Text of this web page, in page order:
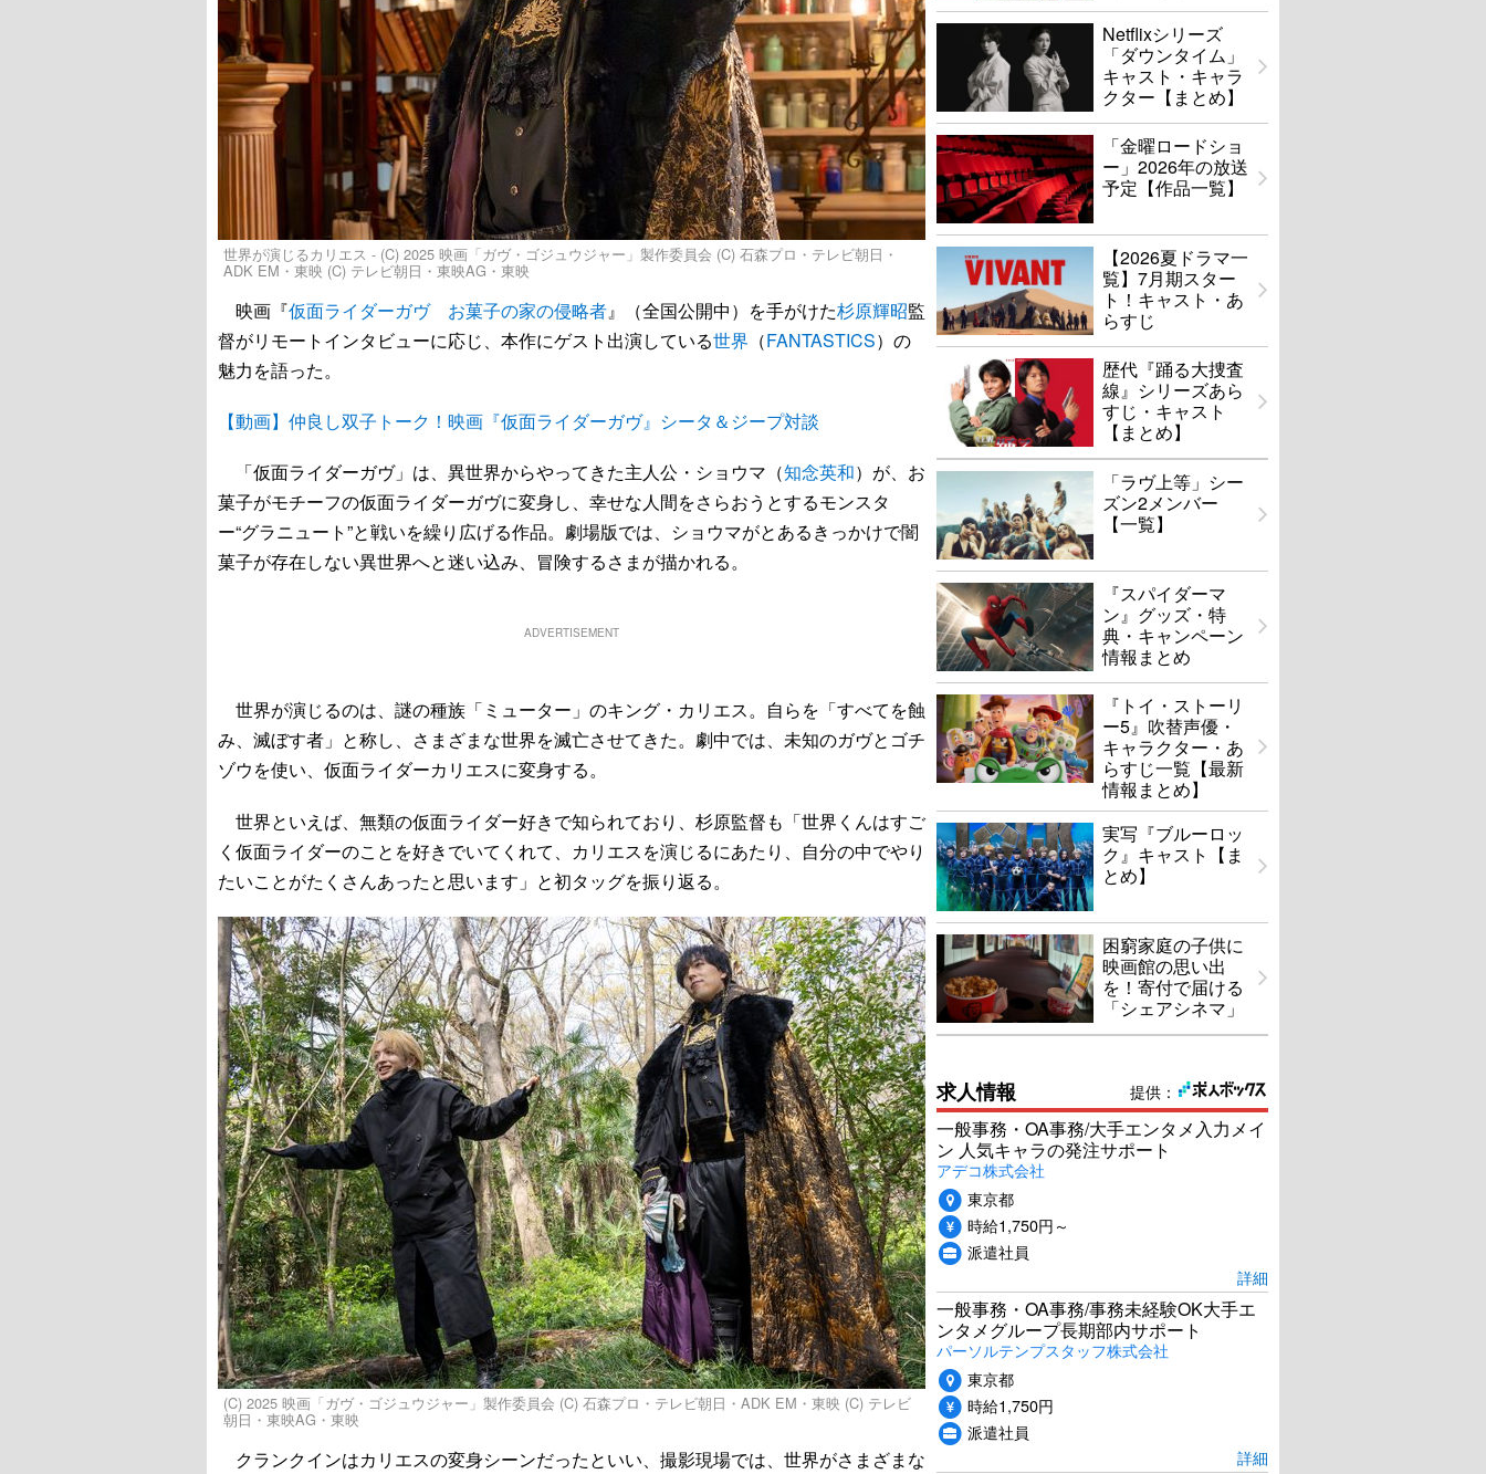
世界が演じるカリエス - (C) 2025 映画「ガヴ・ゴジュウジャー」製作委員会 (C) 石森プロ・テレビ朝日・
ADK EM・東映 (C) テレビ朝日・東映AG・東映
映画『仮面ライダーガヴ お菓子の家の侵略者』（全国公開中）を手がけた杉原輝昭監
督がリモートインタビューに応じ、本作にゲスト出演している世界 （FANTASTICS）の
魅力を語った。
【動画】仲良し双子トーク！映画『仮面ライダーガヴ』シータ＆ジープ対談
「仮面ライダーガヴ」は、異世界からやってきた主人公・ショウマ（知念英和）が、お
菓子がモチーフの仮面ライダーガヴに変身し、幸せな人間をさらおうとするモンスタ
ー“グラニュート”と戦いを繰り広げる作品。劇場版では、ショウマがとあるきっかけで闇
菓子が存在しない異世界へと迷い込み、冒険するさまが描かれる。
ADVERTISEMENT
世界が演じるのは、謎の種族「ミューター」のキング・カリエス。自らを「すべてを蝕
み、滅ぼす者」と称し、さまざまな世界を滅亡させてきた。劇中では、未知のガヴとゴチ
ゾウを使い、仮面ライダーカリエスに変身する。
世界といえば、無類の仮面ライダー好きで知られており、杉原監督も「世界くんはすご
く仮面ライダーのことを好きでいてくれて、カリエスを演じるにあたり、自分の中でやり
たいことがたくさんあったと思います」と初タッグを振り返る。
(C) 2025 映画「ガヴ・ゴジュウジャー」製作委員会 (C) 石森プロ・テレビ朝日・ADK EM・東映 (C) テレビ
朝日・東映AG・東映
クランクインはカリエスの変身シーンだったといい、撮影現場では、世界がさまざまな
Netflixシリーズ
「ダウンタイム」
キャスト・キャラ
クター【まとめ】
「金曜ロードショ
ー」2026年の放送
予定【作品一覧】
【2026夏ドラマ一
覧】7月期スター
ト！キャスト・あ
らすじ
歴代『踊る大捜査
線』シリーズあら
すじ・キャスト
【まとめ】
「ラヴ上等」シー
ズン2メンバー
【一覧】
『スパイダーマ
ン』グッズ・特
典・キャンペーン
情報まとめ
『トイ・ストーリ
ー5』吹替声優・
キャラクター・あ
らすじ一覧【最新
情報まとめ】
実写『ブルーロッ
ク』キャスト【ま
とめ】
困窮家庭の子供に
映画館の思い出
を！寄付で届ける
「シェアシネマ」
提供：
求人情報
一般事務・OA事務/大手エンタメ入力メイ
ン 人気キャラの発注サポート
アデコ株式会社
東京都
時給1,750円～
派遣社員
詳細
一般事務・OA事務/事務未経験OK大手エ
ンタメグループ長期部内サポート
パーソルテンプスタッフ株式会社
東京都
時給1,750円
派遣社員
詳細